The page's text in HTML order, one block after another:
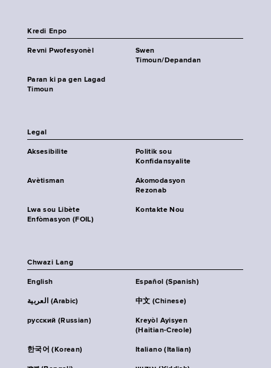
Kredi Enpo
Revni Pwofesyonèl
Swen
Timoun/Depandan
Paran ki pa gen Lagad
Timoun
Legal
Aksesibilite
Politik sou
Konfidansyalite
Avètisman
Akomodasyon
Rezonab
Lwa sou Libète
Enfòmasyon (FOIL)
Kontakte Nou
Chwazi Lang
English Español (Spanish)
العربية (Arabic) 中文 (Chinese)
русский (Russian)
Kreyòl Ayisyen
(Haitian-Creole)
한국어 (Korean) Italiano (Italian)